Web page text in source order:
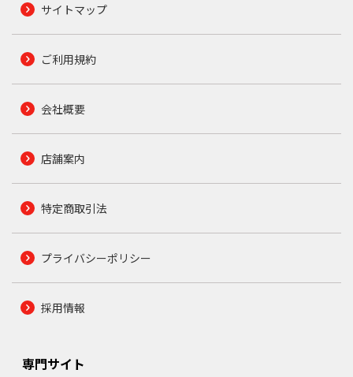
サイトマップ
ご利用規約
会社概要
店舗案内
特定商取引法
プライバシーポリシー
採用情報
専門サイト